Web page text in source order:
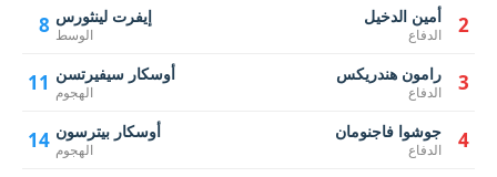
8 إيفرت لينثورس
الوسط
11 أوسكار سيفيرتسن
الهجوم
14 أوسكار بيترسون
الهجوم
2 أمين الدخيل
الدفاع
3 رامون هندريكس
الدفاع
4 جوشوا فاجنومان
الدفاع